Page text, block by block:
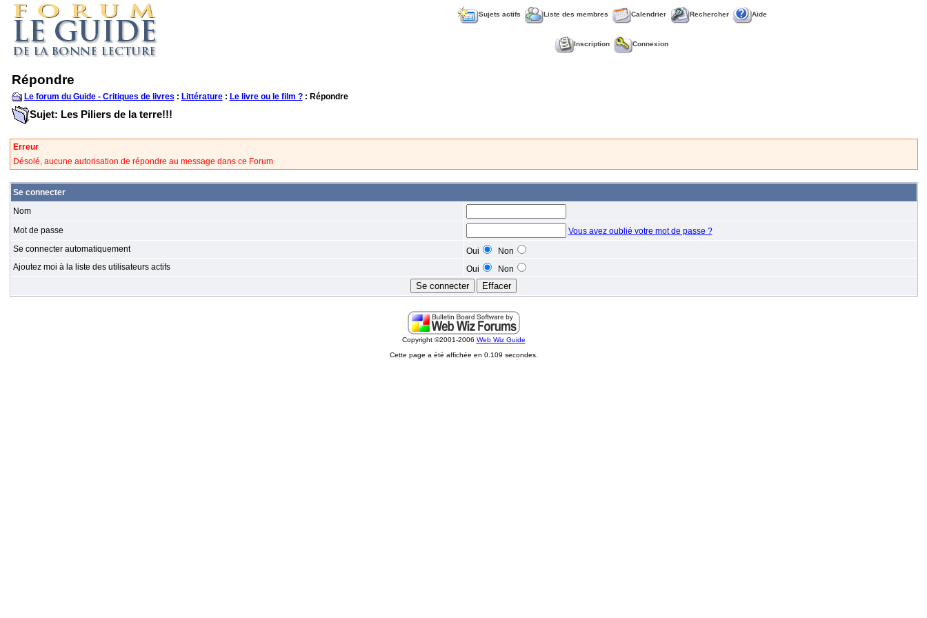
Sujets actifs Liste des membres Calendrier Rechercher Aide
Inscription Connexion
Répondre
Le forum du Guide - Critiques de livres : Littérature: Le livre ou le film ?: Répondre
Sujet: Les Piliers de la terre!!!
Erreur
Désolé, aucune autorisation de répondre au message dans ce Forum
Se connecter
Nom
Mot de passe
Vous avez oublié votre mot de passe ?
Se connecter automatiquement
Oui
Non
Ajoutez moi à la liste des utilisateurs actifs
Oui Non
Copyright ©2001-2006 Web Wiz Guide
Cette page a été affichée en 0.109 secondes.